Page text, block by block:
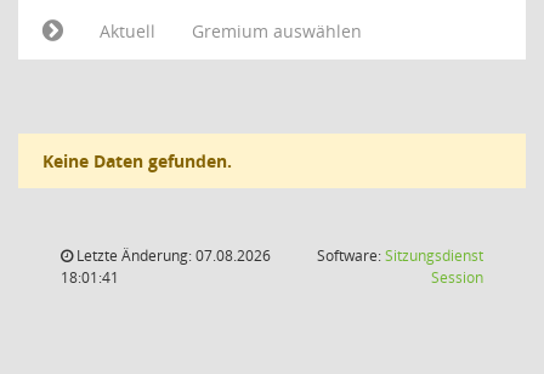
Aktuell
Gremium auswählen
Keine Daten gefunden.
Letzte Änderung: 07.08.2026
18:01:41
Software:Sitzungsdienst
Session(Wird in